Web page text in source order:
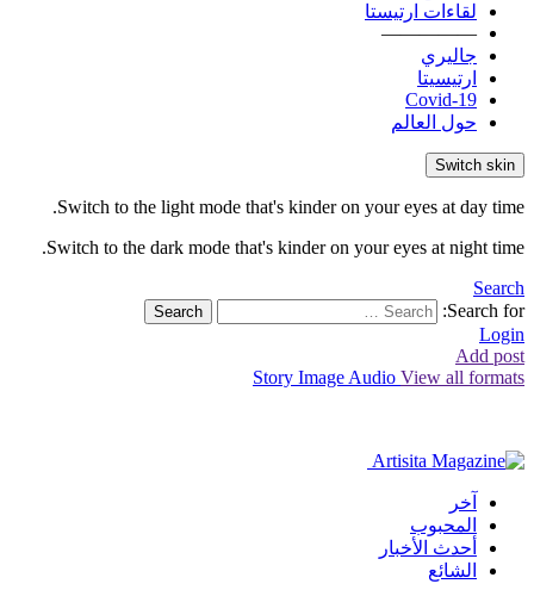
لقاءات ارتيستا
—————
جاليري
ارتيسيتا
Covid-19
حول العالم
Switch skin
Switch to the light mode that's kinder on your eyes at day time.
Switch to the dark mode that's kinder on your eyes at night time.
Search
Search for:
Search
Login
Add post
Story Image Audio View all formats
آخر
المحبوب
أحدث الأخبار
الشائع